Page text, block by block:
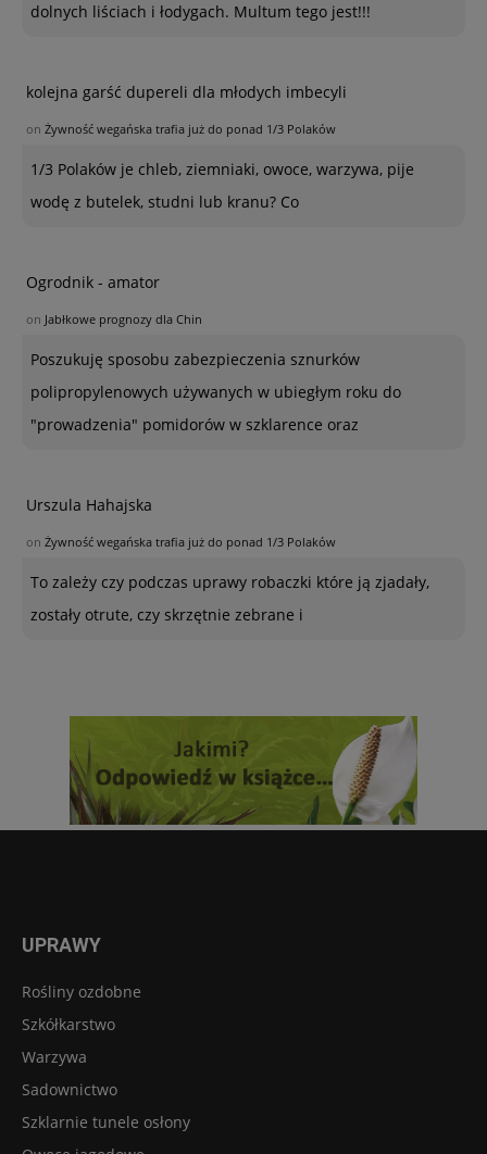
dolnych liściach i łodygach. Multum tego jest!!!
kolejna garść dupereli dla młodych imbecyli
on Żywność wegańska trafia już do ponad 1/3 Polaków
1/3 Polaków je chleb, ziemniaki, owoce, warzywa, pije
wodę z butelek, studni lub kranu? Co
Ogrodnik - amator
on Jabłkowe prognozy dla Chin
Poszukuję sposobu zabezpieczenia sznurków
polipropylenowych używanych w ubiegłym roku do
"prowadzenia" pomidorów w szklarence oraz
Urszula Hahajska
on Żywność wegańska trafia już do ponad 1/3 Polaków
To zależy czy podczas uprawy robaczki które ją zjadały,
zostały otrute, czy skrzętnie zebrane i
UPRAWY
Rośliny ozdobne
Szkółkarstwo
Warzywa
Sadownictwo
Szklarnie tunele osłony